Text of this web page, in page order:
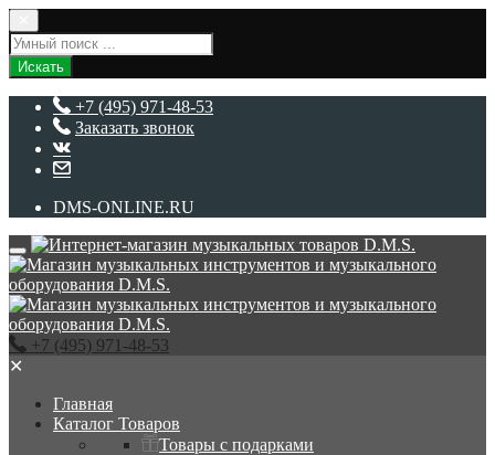
Искать
+7 (495) 971-48-53
Заказать звонок
DMS-ONLINE.RU
+7 (495) 971-48-53
✕
Главная
Каталог Товаров
Товары с подарками